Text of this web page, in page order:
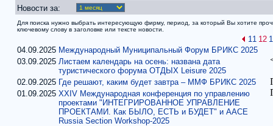
Новости за:
Для поиска нужно выбрать интересующую фирму, период, за который Вы хотите
ключевому слову в заголовке или тексте новости.
11 12
04.09.2025 Международный Муниципальный Форум БРИКС 2025
03.09.2025 Листаем календарь на осень: названа дата
туристического форума ОТДЫХ Leisure 2025
02.09.2025 Где решают, каким будет завтра – ММФ БРИКС 2025
01.09.2025 XXIV Международная конференция по управлению
проектами "ИНТЕГРИРОВАННОЕ УПРАВЛЕНИЕ
ПРОЕКТАМИ. Как БЫЛО, ЕСТЬ и БУДЕТ" и AACE
Russia Section Workshop-2025